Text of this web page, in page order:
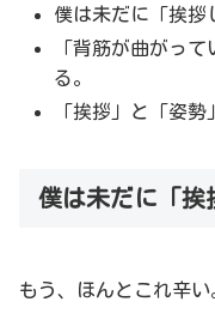
僕は未だに「挨拶
「背筋が曲がっ
る。
「挨拶」と「姿
僕は未だに「挨
もう、ほんとこれ辛い